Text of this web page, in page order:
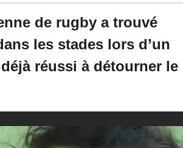
de rugby a trouvé
les stades lors d’un
réussi à détourner le